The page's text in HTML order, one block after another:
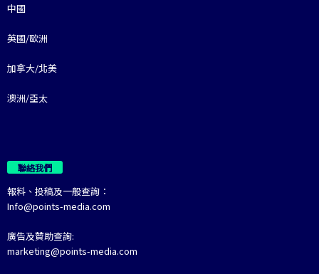
中國
英國/歐洲
加拿大/北美
澳洲/亞太
聯絡我們
報料、投稿及一般查詢：
Info@points-media.com
廣告及贊助查詢:
marketing@points-media.com